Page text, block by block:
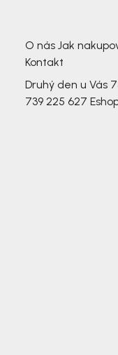
O nás Jak
Kontakt
Druhý den u Vás
739 225 627